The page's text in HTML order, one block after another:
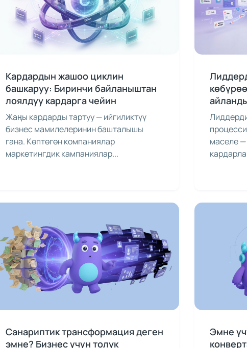
Кардардын жашоо циклин
башкаруу: Биринчи байланыштан
лоялдуу кардарга чейин
Жаңы кардарды тартуу — ийгиликтүү
бизнес мамилелеринин башталышы
гана. Көптөгөн компаниялар
маркетингдик кампаниялар...
маселе
Санариптик трансформация деген
эмне? Бизнес үчүн толук
Эмне